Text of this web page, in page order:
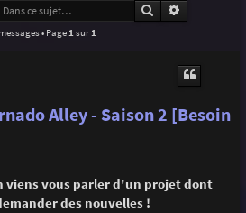
h
Rechercher
• Page 1 sur 1
Alley - Saison 2 [Besoin
viens vous parler d'un projet dont
des nouvelles !